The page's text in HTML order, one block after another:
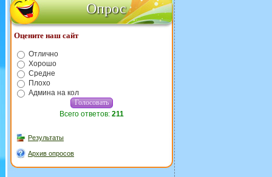
Опрос
Оцените наш сайт
Отлично
Хорошо
Средне
Плохо
Админа на кол
Всего ответов: 211
Результаты
Архив опросов